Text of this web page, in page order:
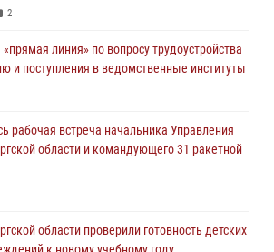
1
области проверили готовность детских
к новому учебному году
ОМОН «Кобра» Росгвардии в Оренбурге
объектам
2
«прямая линия» по вопросу трудоустройства
и поступления в ведомственные институты
рабочая встреча начальника Управления
области и командующего 31 ракетной
области проверили готовность детских